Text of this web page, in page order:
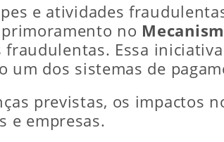
e atividades
no
Essa
um dos sistemas de
previstas, os impactos
e empresas.